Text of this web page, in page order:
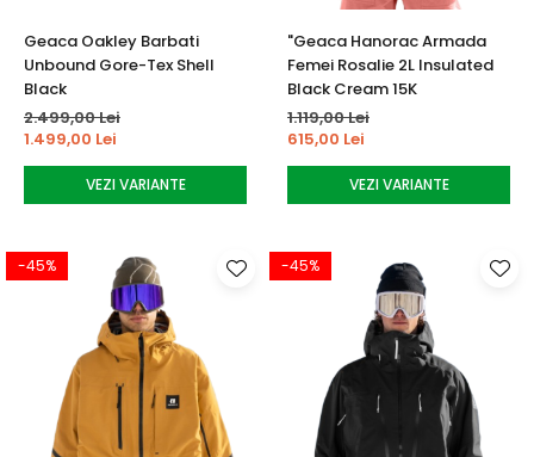
Geaca Oakley Barbati
Unbound Gore-Tex Shell
Black
2.499,00 Lei
1.499,00 Lei
VEZI VARIANTE
"Geaca Hanorac Armada
Femei Rosalie 2L Insulated
Black Cream 15K
1.119,00 Lei
615,00 Lei
VEZI VARIANTE
-45% -45%